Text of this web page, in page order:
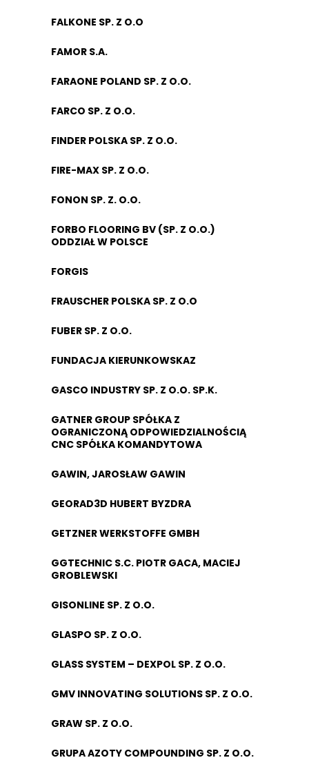
FALKONE SP. Z O.O
FAMOR S.A.
FARAONE POLAND SP. Z O.O.
FARCO SP. Z O.O.
FINDER POLSKA SP. Z O.O.
FIRE-MAX SP. Z O.O.
FONON SP. Z. O.O.
FORBO FLOORING BV (SP. Z O.O.)
ODDZIAŁ W POLSCE
FORGIS
FRAUSCHER POLSKA SP. Z O.O
FUBER SP. Z O.O.
FUNDACJA KIERUNKOWSKAZ
GASCO INDUSTRY SP. Z O.O. SP.K.
GATNER GROUP SPÓŁKA Z
OGRANICZONĄ ODPOWIEDZIALNOŚCIĄ
CNC SPÓŁKA KOMANDYTOWA
GAWIN, JAROSŁAW GAWIN
GEORAD3D HUBERT BYZDRA
GETZNER WERKSTOFFE GMBH
GGTECHNIC S.C. PIOTR GACA, MACIEJ
GROBLEWSKI
GISONLINE SP. Z O.O.
GLASPO SP. Z O.O.
GLASS SYSTEM – DEXPOL SP. Z O.O.
GMV INNOVATING SOLUTIONS SP. Z O.O.
GRAW SP. Z O.O.
GRUPA AZOTY COMPOUNDING SP. Z O.O.